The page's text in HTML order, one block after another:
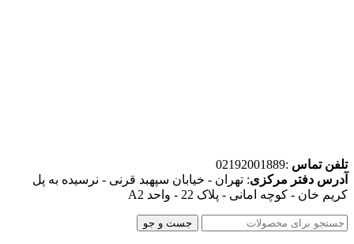
تلفن تماس :02192001889
آدرس دفتر مرکزی: تهران - خیابان سپهبد قرنی - نرسیده به پل
کریم خان - کوچه امانی - پلاک 22 - واحد A2
جست و جو